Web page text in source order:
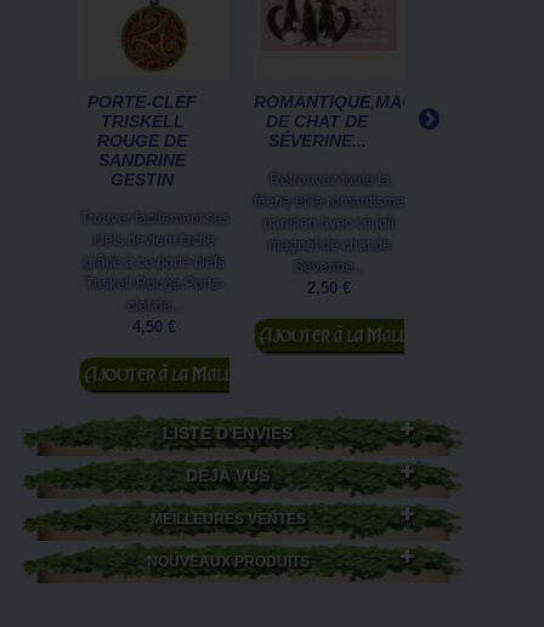
PORTE-CLEF
TRISKELL
ROUGE DE
SANDRINE
GESTIN
Trouver facilement ses
clefs devient facile
grâce à ce porte clefs
Triskell Rouge.Porte-
clef de...
4,50 €
Ajouter au
panier
ROMANTIQUE,MAGNET
DE CHAT DE
SÉVERINE...
Retrouvez toute la
féerie et le romantisme
parisien avec ce joli
magnet de chat de
Séverine...
2,50 €
Ajouter au
panier
LISTE D'ENVIES
DÉJÀ VUS
MEILLEURES VENTES
NOUVEAUX PRODUITS